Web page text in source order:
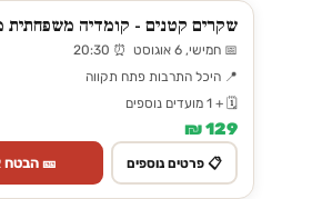
שקרים קטנים - קומדיה משפחתית
📅 חמישי, 6 אוגוסט ⏰ 20:30
📍 היכל התרבות פתח תקווה
🗓️ + 1 מועדים נוספים
129 ₪
📋 פרטים נוספים 🎫